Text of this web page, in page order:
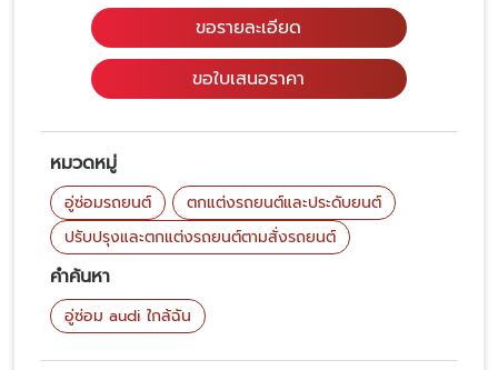
ขอรายละเอียด
ขอใบเสนอราคา
หมวดหมู่
อู่ซ่อมรถยนต์
ตกแต่งรถยนต์และประดับยนต์
ปรับปรุงและตกแต่งรถยนต์ตามสั่งรถยนต์
คำค้นหา
อู่ซ่อม audi ใกล้ฉัน